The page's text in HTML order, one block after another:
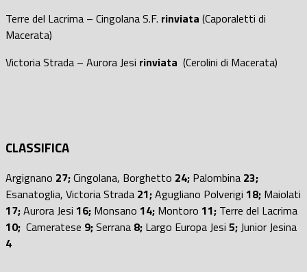
Terre del Lacrima – Cingolana S.F. rinviata (Caporaletti di
Macerata)
Victoria Strada – Aurora Jesi rinviata (Cerolini di Macerata)
CLASSIFICA
Argignano 27;Cingolana, Borghetto 24; Palombina 23;
Esanatoglia, Victoria Strada 21;Agugliano Polverigi 18; Maiolati
17;Aurora Jesi 16; Monsano 14; Montoro 11; Terre del Lacrima
10; Cameratese 9;Serrana 8; Largo Europa Jesi 5;Junior Jesina
4